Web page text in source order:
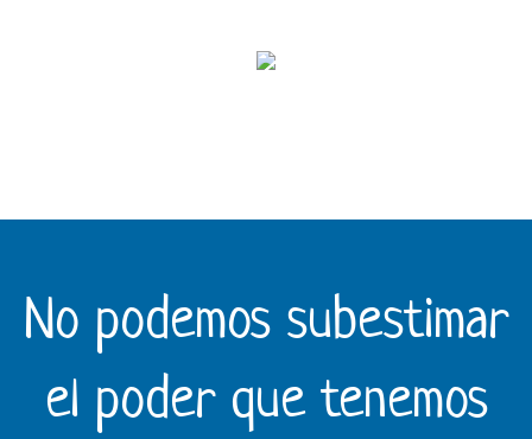
No podemos subestimar
el poder que tenemos